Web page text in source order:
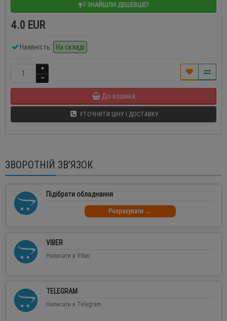
ЗНАЙШЛИ ДЕШЕВШЕ?
4.0 EUR
Наявність: На складі
До кошика
УТОЧНИТИ ЦІНУ І ДОСТАВКУ
ЗВОРОТНІЙ ЗВ'ЯЗОК
Підібрати обладнання
Розрахувати →
VIBER
Написати в Viber
TELEGRAM
Написати в Telegram